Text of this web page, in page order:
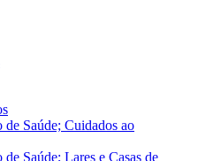
de Saúde; Cuidados ao
Saúde; Lares e Casas de